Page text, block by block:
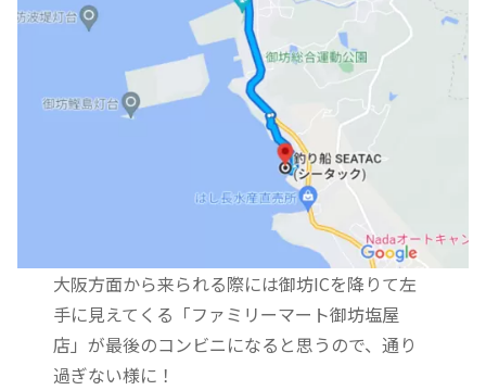
大阪方面から来られる際には御坊ICを降りて左
手に見えてくる「ファミリーマート御坊塩屋
店」が最後のコンビニになると思うので、通り
過ぎない様に！